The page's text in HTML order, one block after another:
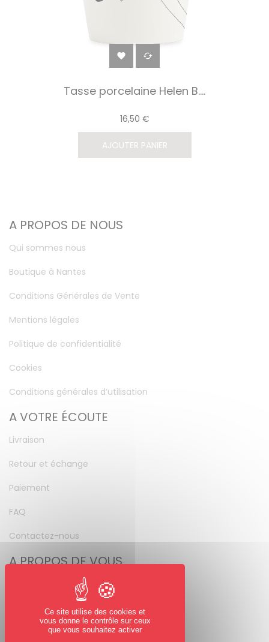
 
Tasse porcelaine Helen B....
16,50 €
AJOUTER PANIER
A PROPOS DE NOUS
Qui sommes nous
Boutique à Nantes
Conditions Générales de Vente
Mentions légales
Politique de confidentialité
Cookies
Conditions générales d’utilisation
A VOTRE ÉCOUTE
Livraison
Retour et échange
Paiement
FAQ
Contactez-nous
A PROPOS DE VOUS
Mot de passe perdu
NOUS SUIVRE
Ce site utilise des cookies et
vous donne le contrôle sur ceux
que vous souhaitez activer